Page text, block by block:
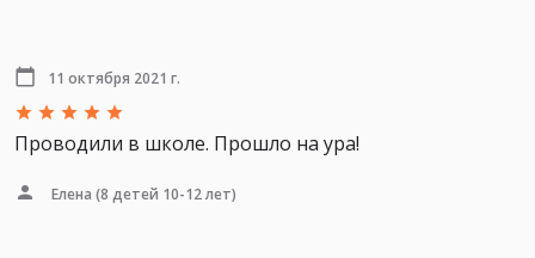
11 октября 2021 г.
Проводили в школе. Прошло на ура!
Елена (8 детей 10-12 лет)